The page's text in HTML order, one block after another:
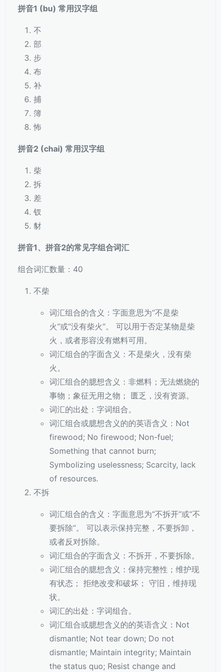
拼音1 (bu) 常用汉字组
不
部
步
布
补
捕
簿
怖
拼音2 (chai) 常用汉字组
柴
拆
差
钗
豺
拼音1、拼音2的常见字组合词汇
组合词汇数量：40
不柴
词汇组合的含义：字面意思为“不是柴
火”或“没有柴火”。 可以用于否定某物是柴
火，或者形容没有燃料可用。
词汇组合的字面含义：不是柴火，没有柴
火。
词汇组合的臆想含义：非燃料；无法燃烧的
事物；象征无用之物； 匮乏，没有资源。
词汇的出处：字词组合。
词汇组合或臆想含义的的英语含义：Not
firewood; No firewood; Non-fuel;
Something that cannot burn;
Symbolizing uselessness; Scarcity, lack
of resources.
不拆
词汇组合的含义：字面意思为“不拆开”或“不
要拆除”。 可以表示保持完整，不要拆卸，
或者反对拆除。
词汇组合的字面含义：不拆开，不要拆除。
词汇组合的臆想含义：保持完整性；维护现
有状态； 拒绝改变和破坏； 守旧，维持现
状。
词汇的出处：字词组合。
词汇组合或臆想含义的的英语含义：Not
dismantle; Not tear down; Do not
dismantle; Maintain integrity; Maintain
the status quo; Resist change and